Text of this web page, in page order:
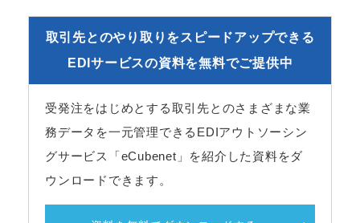
取引先とのやり取りをスピードアップできる
EDIサービスの資料を無料でご提供中
受発注をはじめとする取引先とのさまざまな業
務データを一元管理できるEDIアウトソーシン
グサービス「eCubenet」を紹介した資料をダ
ウンロードできます。